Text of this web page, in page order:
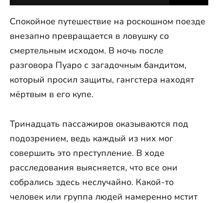
Спокойное путешествие на роскошном поезде
внезапно превращается в ловушку со
смертельным исходом. В ночь после
разговора Пуаро с загадочным бандитом,
который просил защиты, гангстера находят
мёртвым в его купе.
Тринадцать пассажиров оказываются под
подозрением, ведь каждый из них мог
совершить это преступление. В ходе
расследования выясняется, что все они
собрались здесь неслучайно. Какой-то
человек или группа людей намеренно мстит